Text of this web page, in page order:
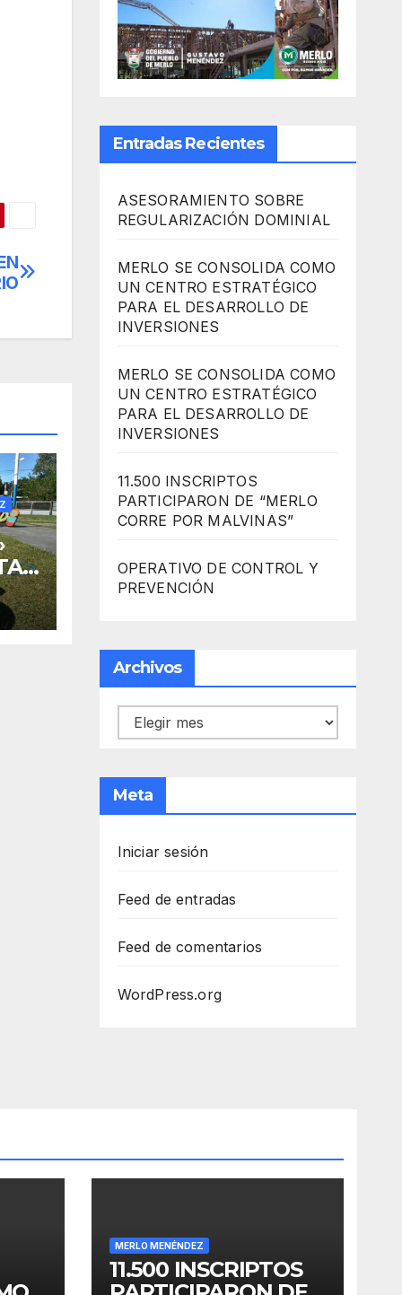
Entradas Recientes
ASESORAMIENTO SOBRE
REGULARIZACIÓN DOMINIAL
MERLO SE CONSOLIDA COMO
UN CENTRO ESTRATÉGICO
PARA EL DESARROLLO DE
INVERSIONES
MERLO SE CONSOLIDA COMO
UN CENTRO ESTRATÉGICO
PARA EL DESARROLLO DE
INVERSIONES
11.500 INSCRIPTOS
PARTICIPARON DE “MERLO
CORRE POR MALVINAS”
OPERATIVO DE CONTROL Y
PREVENCIÓN
Archivos
Archivos
Meta
Iniciar sesión
Feed de entradas
Feed de comentarios
WordPress.org
MERLO MENÉNDEZ
11.500 INSCRIPTOS